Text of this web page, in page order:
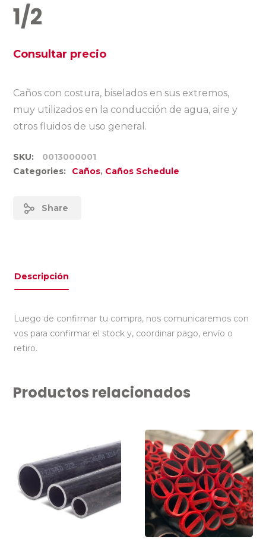
1/2
Consultar precio
Caños con costura, biselados en sus extremos,
muy utilizados en la conducción de agua, aire y
otros fluidos de uso general.
SKU:
0013000001
Categories:
Caños, Caños Schedule
Share
Descripción
Luego de confirmar tu compra, nos comunicaremos con
vos para confirmar el stock y, coordinar pago, envío o
retiro.
Productos relacionados